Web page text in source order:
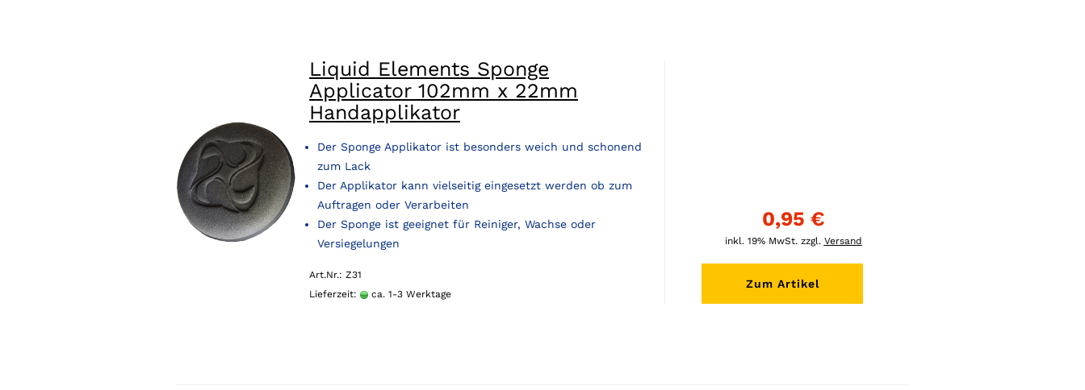
Liquid Elements Sponge
Applicator 102mm x 22mm
Handapplikator
Der Sponge Applikator ist besonders weich und schonend
zum Lack
Der Applikator kann vielseitig eingesetzt werden ob zum
Auftragen oder Verarbeiten
Der Sponge ist geeignet für Reiniger, Wachse oder
Versiegelungen
Art.Nr.: Z31
Lieferzeit:
ca. 1-3 Werktage
0,95 €
inkl. 19% MwSt. zzgl. Versand
Zum Artikel